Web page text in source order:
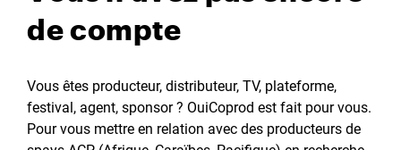
de compte
Vous êtes producteur, distributeur, TV, plateforme,
festival, agent, sponsor ? OuiCoprod est fait pour vous.
Pour vous mettre en relation avec des producteurs de